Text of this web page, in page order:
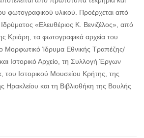
φωτογραφικού υλικού. Προέρχεται από
«Ελευθέριος Κ. Βενιζέλος», από
Κριάρη, τα φωτογραφικά αρχεία του
Μορφωτικό Ίδρυμα Εθνικής Τραπέζης/
Ιστορικό Αρχείο, τη Συλλογή Έργων
του Ιστορικού Μουσείου Κρήτης, της
Ηρακλείου και τη Βιβλιοθήκη της Βουλής